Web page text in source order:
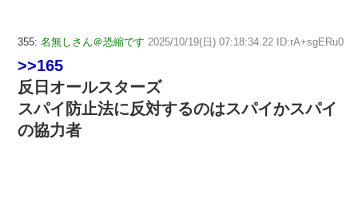
355: 名無しさん＠恐縮です 2025/10/19(日) 07:18:34.22 ID:rA+sgERu0
>>165
反日オールスターズ
スパイ防止法に反対するのはスパイかスパイ
の協力者